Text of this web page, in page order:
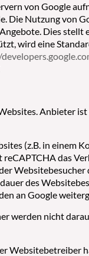
von Google
Die Nutzung von
Dies stellt
wird eine
Anbieter
(z.B. in einem
das
des
an Google
werden nicht
Websitebetreiber